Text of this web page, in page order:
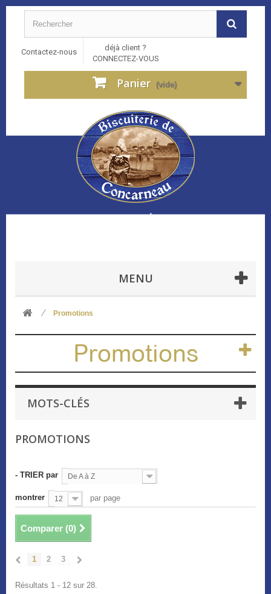
Contactez-nous
déjà client ?
CONNECTEZ-VOUS
Panier (vide)
MENU
Promotions
Promotions
MOTS-CLÉS
PROMOTIONS
- TRIER par De A à Z
montrer 12 par page
Comparer (0)
1 2 3
Résultats 1 - 12 sur 28.